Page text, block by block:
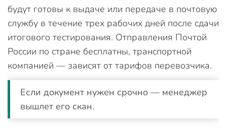
будут готовы к выдаче или передаче в почтовую
службу в течение трех рабочих дней после сдачи
итогового тестирования. Отправления Почтой
России по стране бесплатны, транспортной
компанией — зависят от тарифов перевозчика.
Если документ нужен срочно — менеджер
вышлет его скан.